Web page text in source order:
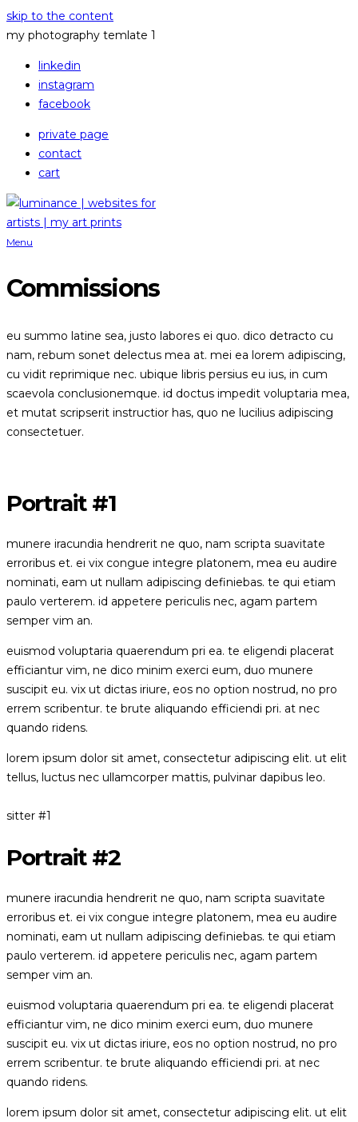
skip to the content
my photography temlate 1
linkedin
instagram
facebook
private page
contact
cart
Menu
Commissions
eu summo latine sea, justo labores ei quo. dico detracto cu
nam, rebum sonet delectus mea at. mei ea lorem adipiscing,
cu vidit reprimique nec. ubique libris persius eu ius, in cum
scaevola conclusionemque. id doctus impedit voluptaria mea,
et mutat scripserit instructior has, quo ne lucilius adipiscing
consectetuer.
Portrait #1
munere iracundia hendrerit ne quo, nam scripta suavitate
erroribus et. ei vix congue integre platonem, mea eu audire
nominati, eam ut nullam adipiscing definiebas. te qui etiam
paulo verterem. id appetere periculis nec, agam partem
semper vim an.
euismod voluptaria quaerendum pri ea. te eligendi placerat
efficiantur vim, ne dico minim exerci eum, duo munere
suscipit eu. vix ut dictas iriure, eos no option nostrud, no pro
errem scribentur. te brute aliquando efficiendi pri. at nec
quando ridens.
lorem ipsum dolor sit amet, consectetur adipiscing elit. ut elit
tellus, luctus nec ullamcorper mattis, pulvinar dapibus leo.
sitter #1
Portrait #2
munere iracundia hendrerit ne quo, nam scripta suavitate
erroribus et. ei vix congue integre platonem, mea eu audire
nominati, eam ut nullam adipiscing definiebas. te qui etiam
paulo verterem. id appetere periculis nec, agam partem
semper vim an.
euismod voluptaria quaerendum pri ea. te eligendi placerat
efficiantur vim, ne dico minim exerci eum, duo munere
suscipit eu. vix ut dictas iriure, eos no option nostrud, no pro
errem scribentur. te brute aliquando efficiendi pri. at nec
quando ridens.
lorem ipsum dolor sit amet, consectetur adipiscing elit. ut elit